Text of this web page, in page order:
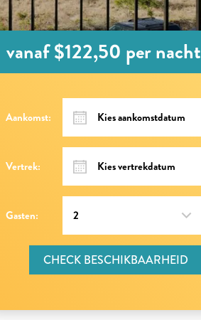
vanaf $122,50 per nacht
Aankomst:
Vertrek:
Gasten:
CHECK BESCHIKBAARHEID